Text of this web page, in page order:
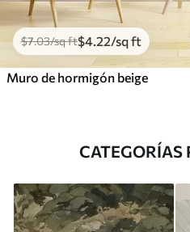
$7.03/sq ft$4.22/sq ft
Muro de hormigón beige
CATEGORÍAS